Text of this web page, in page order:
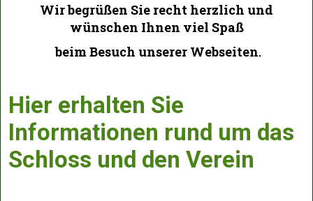
Wir begrüßen Sie recht herzlich und
wünschen Ihnen viel Spaß
beim Besuch unserer Webseiten.
Hier erhalten Sie
Informationen rund um das
Schloss und den Verein